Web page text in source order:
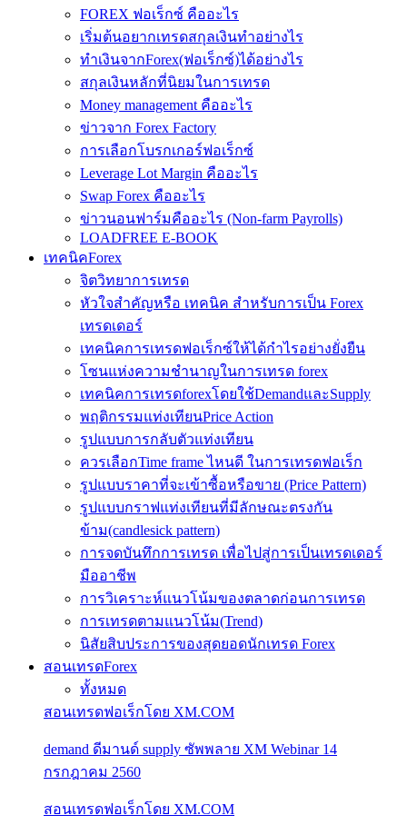
FOREX ฟอเร็กซ์ คืออะไร
เริ่มต้นอยากเทรดสกุลเงินทำอย่างไร
ทำเงินจากForex(ฟอเร็กซ์)ได้อย่างไร
สกุลเงินหลักที่นิยมในการเทรด
Money management คืออะไร
ข่าวจาก Forex Factory
การเลือกโบรกเกอร์ฟอเร็กซ์
Leverage Lot Margin คืออะไร
Swap Forex คืออะไร
ข่าวนอนฟาร์มคืออะไร (Non-farm Payrolls)
LOADFREE E-BOOK
เทคนิคForex
จิตวิทยาการเทรด
หัวใจสำคัญหรือ เทคนิค สำหรับการเป็น Forex
เทรดเดอร์
เทคนิคการเทรดฟอเร็กซ์ให้ได้กำไรอย่างยั่งยืน
โซนแห่งความชำนาญในการเทรด forex
เทคนิคการเทรดforexโดยใช้DemandและSupply
พฤติกรรมแท่งเทียนPrice Action
รูปแบบการกลับตัวแท่งเทียน
ควรเลือกTime frame ไหนดี ในการเทรดฟอเร็ก
รูปแบบราคาที่จะเข้าซื้อหรือขาย (Price Pattern)
รูปแบบกราฟแท่งเทียนที่มีลักษณะตรงกัน
ข้าม(candlesick pattern)
การจดบันทึกการเทรด เพื่อไปสู่การเป็นเทรดเดอร์
มืออาชีพ
การวิเคราะห์แนวโน้มของตลาดก่อนการเทรด
การเทรดตามแนวโน้ม(Trend)
นิสัยสิบประการของสุดยอดนักเทรด Forex
สอนเทรดForex
ทั้งหมด
สอนเทรดฟอเร็กโดย XM.COM
demand ดีมานด์ supply ซัพพลาย XM Webinar 14
กรกฎาคม 2560
สอนเทรดฟอเร็กโดย XM.COM